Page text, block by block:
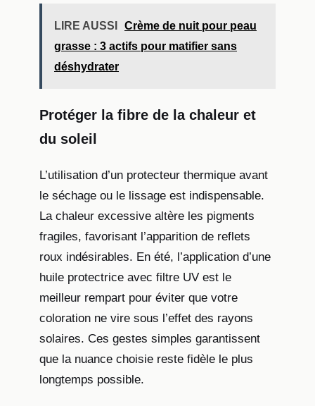
LIRE AUSSI
Crème de nuit pour peau
grasse : 3 actifs pour matifier sans
déshydrater
Protéger la fibre de la chaleur et
du soleil
L’utilisation d’un protecteur thermique avant
le séchage ou le lissage est indispensable.
La chaleur excessive altère les pigments
fragiles, favorisant l’apparition de reflets
roux indésirables. En été, l’application d’une
huile protectrice avec filtre UV est le
meilleur rempart pour éviter que votre
coloration ne vire sous l’effet des rayons
solaires. Ces gestes simples garantissent
que la nuance choisie reste fidèle le plus
longtemps possible.